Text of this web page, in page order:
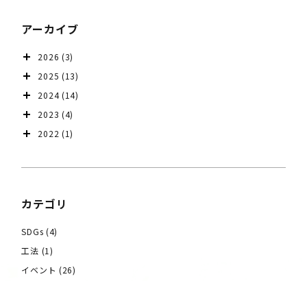
アーカイブ
2026 (3)
2025 (13)
2024(14)
2023 (4)
2022 (1)
カテゴリ
SDGs (4)
工法 (1)
イベント (26)